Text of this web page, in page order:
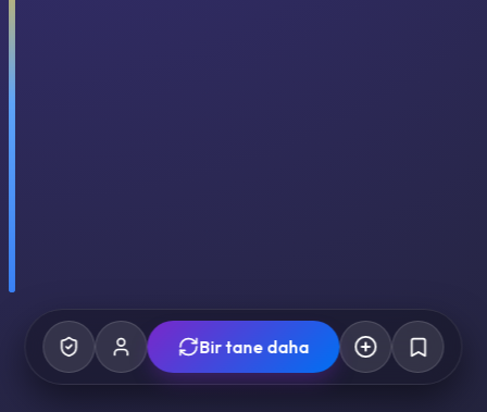
Bir tane daha